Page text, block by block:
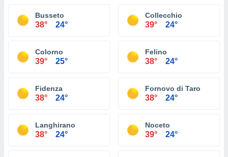
Busseto
38° 24°
Collecchio
39° 24°
Colorno
39° 25°
Felino
38° 24°
Fidenza
38° 24°
Fornovo di Taro
38° 24°
Langhirano
38° 24°
Noceto
39° 24°